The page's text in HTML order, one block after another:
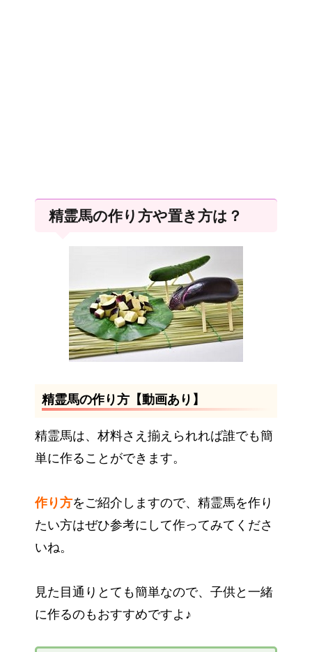
精霊馬の作り方や置き方は？
精霊馬の作り方【動画あり】
精霊馬は、材料さえ揃えられれば誰でも簡
単に作ることができます。
作り方をご紹介しますので、精霊馬を作り
たい方はぜひ参考にして作ってみてくださ
いね。
見た目通りとても簡単なので、子供と一緒
に作るのもおすすめですよ♪